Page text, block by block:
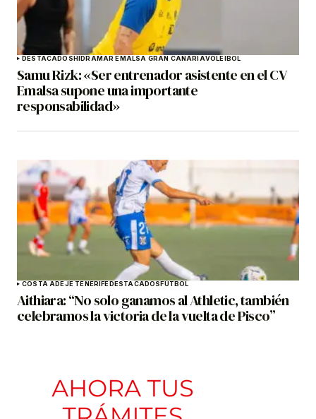
DESTACADOSHIDRAMAR EMALSA GRAN CANARIAVOLEIBOL
Samu Rizk: «Ser entrenador asistente en el CV
Emalsa supone una importante
responsabilidad»
COSTA ADEJE TENERIFEDESTACADOSFÚTBOL
Aithiara: “No solo ganamos al Athletic, también
celebramos la victoria de la vuelta de Pisco”